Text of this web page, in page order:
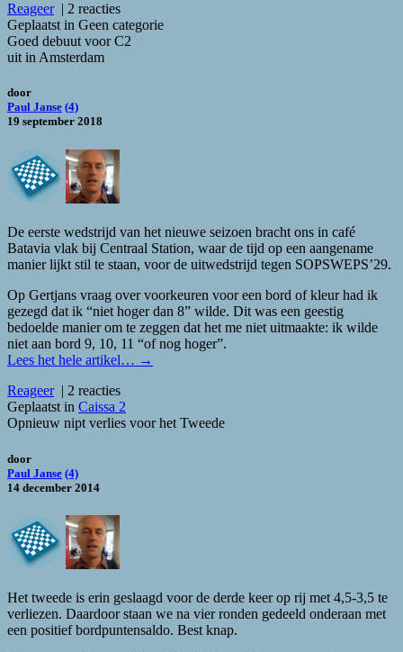
Reageer | 2 reacties
Geplaatst in Geen categorie
Goed debuut voor C2
uit in Amsterdam
door
Paul Janse (4)
19 september 2018
De eerste wedstrijd van het nieuwe seizoen bracht ons in café
Batavia vlak bij Centraal Station, waar de tijd op een aangename
manier lijkt stil te staan, voor de uitwedstrijd tegen SOPSWEPS’29.
Op Gertjans vraag over voorkeuren voor een bord of kleur had ik
gezegd dat ik “niet hoger dan 8” wilde. Dit was een geestig
bedoelde manier om te zeggen dat het me niet uitmaakte: ik wilde
niet aan bord 9, 10, 11 “of nog hoger”.
Lees het hele artikel… →
Reageer | 2 reacties
Geplaatst in Caissa 2
Opnieuw nipt verlies voor het Tweede
door
Paul Janse (4)
14 december 2014
Het tweede is erin geslaagd voor de derde keer op rij met 4,5-3,5 te
verliezen. Daardoor staan we na vier ronden gedeeld onderaan met
een positief bordpuntensaldo. Best knap.